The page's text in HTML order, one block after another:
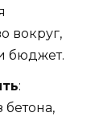
вокруг,
бюджет.
: